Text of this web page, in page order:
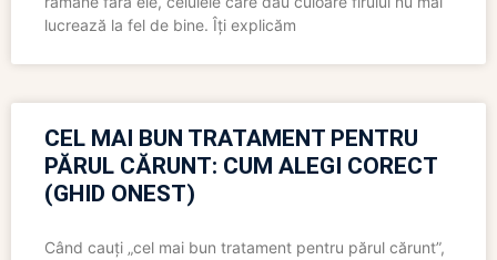
lucrează la fel de bine. Îți explicăm
CEL MAI BUN TRATAMENT PENTRU
PĂRUL CĂRUNT: CUM ALEGI CORECT
(GHID ONEST)
Când cauți „cel mai bun tratament pentru părul cărunt”,